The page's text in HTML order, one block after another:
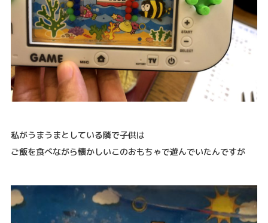
私がうまうまとしている隣で子供は
ご飯を食べながら懐かしいこのおもちゃで遊んでいたんですが